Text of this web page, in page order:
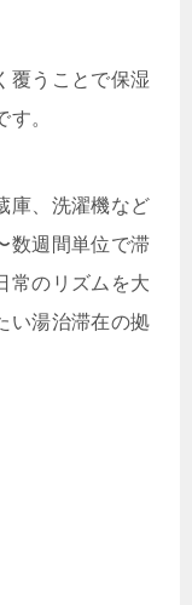
覆うことで保湿
。
庫、洗濯機など
数週間単位で滞
常のリズムを大
い湯治滞在の拠